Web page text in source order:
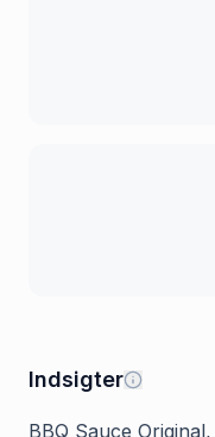
Indsigter
BBQ Sauce